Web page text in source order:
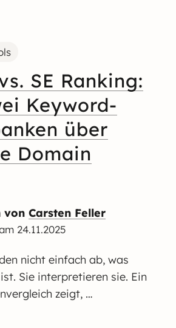
SE Ranking:
Keyword-
über
Domain
von Carsten Feller
24.11.2025
nicht einfach ab, was
Sie interpretieren sie. Ein
zeigt, …